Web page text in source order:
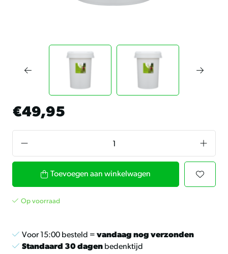
€49,95
Toevoegen aan winkelwagen
Op voorraad
Voor 15:00 besteld = vandaag nog verzonden
Standaard 30 dagen bedenktijd